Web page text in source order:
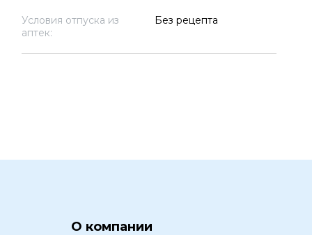
Условия отпуска из
аптек:
Без рецепта
О компании